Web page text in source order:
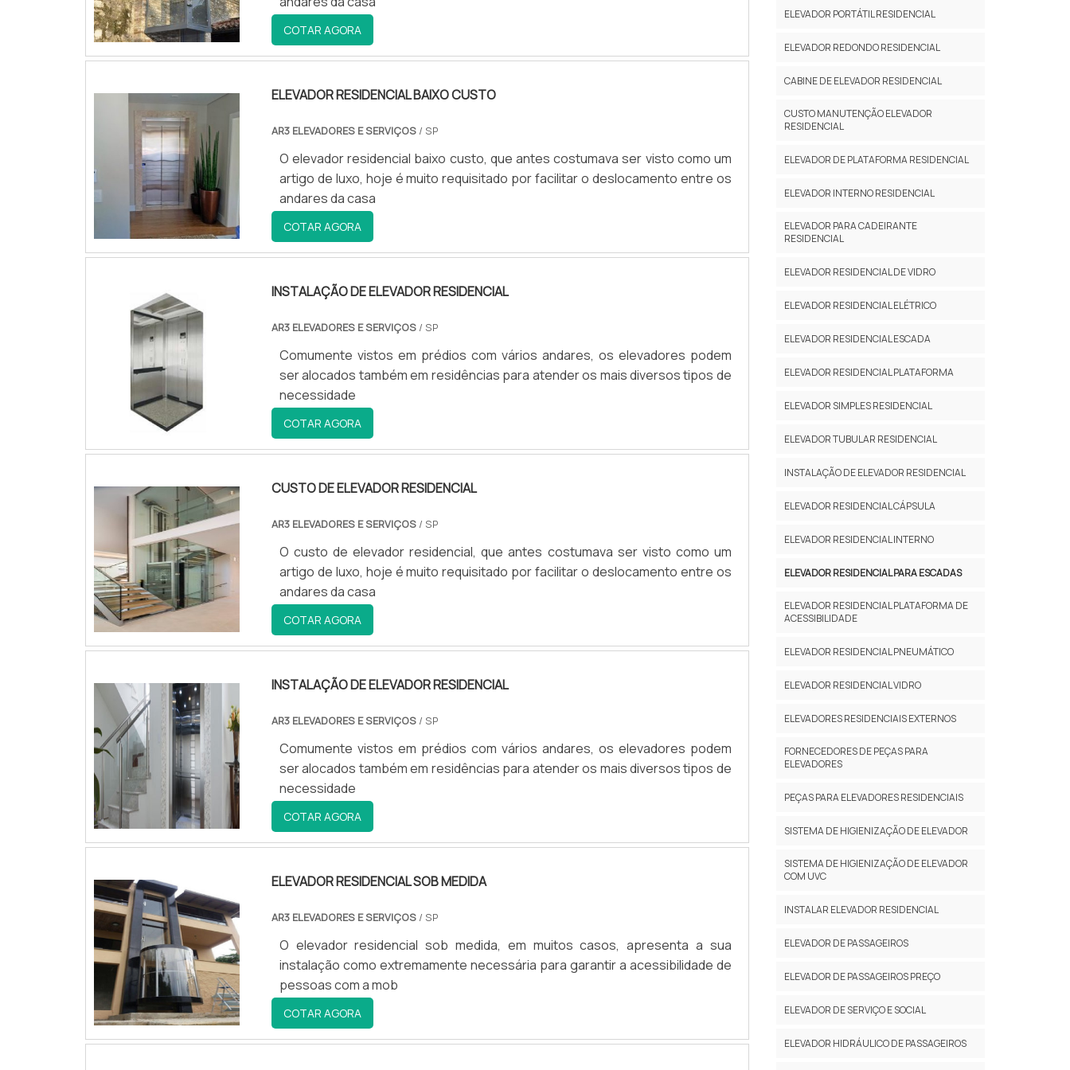
uma empresa que tem sido preferência no segmento pela idoneidade em
tudo que faz, o que garante a melhor experiência para parceiros novos e
antigos....
COTAR AGORA
ELEVADOR RESIDENCIAL BAIXO CUSTO
AR3 ELEVADORES E SERVIÇOS/ SP
O elevador residencial baixo custo, que antes costumava ser visto como um
artigo de luxo, hoje é muito requisitado por facilitar o deslocamento entre os
andares da casa
COTAR AGORA
INSTALAÇÃO DE ELEVADOR RESIDENCIAL
AR3 ELEVADORES E SERVIÇOS/ SP
Comumente vistos em prédios com vários andares, os elevadores podem
ser alocados também em residências para atender os mais diversos tipos de
necessidade
COTAR AGORA
CUSTO DE ELEVADOR RESIDENCIAL
AR3 ELEVADORES E SERVIÇOS/ SP
O custo de elevador residencial, que antes costumava ser visto como um
artigo de luxo, hoje é muito requisitado por facilitar o deslocamento entre os
andares da casa
COTAR AGORA
INSTALAÇÃO DE ELEVADOR RESIDENCIAL
AR3 ELEVADORES E SERVIÇOS/ SP
Comumente vistos em prédios com vários andares, os elevadores podem
ser alocados também em residências para atender os mais diversos tipos de
necessidade
COTAR AGORA
ELEVADOR RESIDENCIAL SOB MEDIDA
AR3 ELEVADORES E SERVIÇOS/ SP
O elevador residencial sob medida, em muitos casos, apresenta a sua
instalação como extremamente necessária para garantir a acessibilidade de
pessoas com a mob
COTAR AGORA
ELEVADOR PORTÁTIL RESIDENCIAL
ELEVADOR REDONDO RESIDENCIAL
CABINE DE ELEVADOR RESIDENCIAL
CUSTO MANUTENÇÃO ELEVADOR
RESIDENCIAL
ELEVADOR DE PLATAFORMA RESIDENCIAL
ELEVADOR INTERNO RESIDENCIAL
ELEVADOR PARA CADEIRANTE
RESIDENCIAL
ELEVADOR RESIDENCIAL DE VIDRO
ELEVADOR RESIDENCIAL ELÉTRICO
ELEVADOR RESIDENCIAL ESCADA
ELEVADOR RESIDENCIAL PLATAFORMA
ELEVADOR SIMPLES RESIDENCIAL
ELEVADOR TUBULAR RESIDENCIAL
INSTALAÇÃO DE ELEVADOR RESIDENCIAL
ELEVADOR RESIDENCIAL CÁPSULA
ELEVADOR RESIDENCIAL INTERNO
ELEVADOR RESIDENCIAL PARA ESCADAS
ELEVADOR RESIDENCIAL PLATAFORMA DE
ACESSIBILIDADE
ELEVADOR RESIDENCIAL PNEUMÁTICO
ELEVADOR RESIDENCIAL VIDRO
ELEVADORES RESIDENCIAIS EXTERNOS
FORNECEDORES DE PEÇAS PARA
ELEVADORES
PEÇAS PARA ELEVADORES RESIDENCIAIS
SISTEMA DE HIGIENIZAÇÃO DE ELEVADOR
SISTEMA DE HIGIENIZAÇÃO DE ELEVADOR
COM UVC
INSTALAR ELEVADOR RESIDENCIAL
ELEVADOR DE PASSAGEIROS
ELEVADOR DE PASSAGEIROS PREÇO
ELEVADOR DE SERVIÇO E SOCIAL
ELEVADOR HIDRÁULICO DE PASSAGEIROS